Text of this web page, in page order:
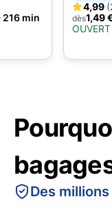
216 min
4,99
dès1,49
OUVERT
Des